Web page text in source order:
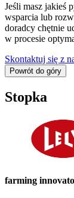
Jeśli masz jakieś
wsparcia lub
doradcy chętnie
w procesie
Skontaktuj się z
Powrót do góry
Stopka
farming